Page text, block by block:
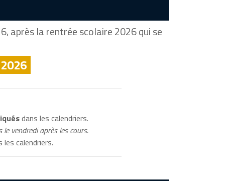
après la rentrée scolaire 2026 qui se
dans les calendriers.
vendredi après les cours.
les calendriers.